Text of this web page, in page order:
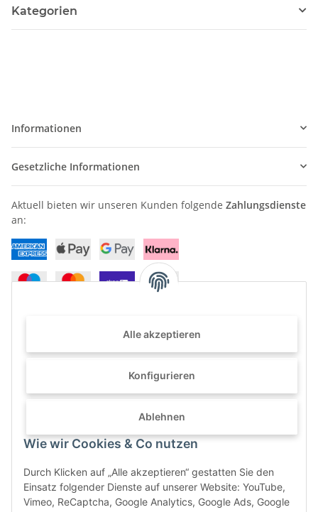
Alle akzeptieren
Konfigurieren
Ablehnen
Wie wir Cookies & Co nutzen
Durch Klicken auf „Alle akzeptieren“ gestatten Sie den
Einsatz folgender Dienste auf unserer Website: YouTube,
Vimeo, ReCaptcha, Google Analytics, Google Ads, Google
Kategorien
Informationen
Gesetzliche Informationen
Aktuell bieten wir unseren Kunden folgende Zahlungsdienste
an:
Haben Sie Fragen? Können wir Ihnen weiterhelfen?
+49 (0) 2822 96 80 0
Tackenweide 25 · 46446 Emmerich